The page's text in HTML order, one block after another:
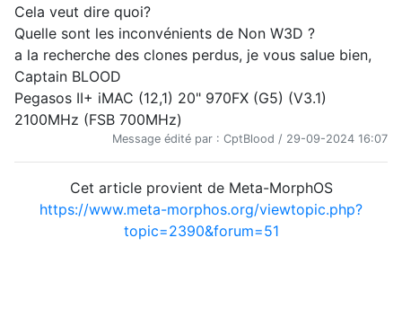
Cela veut dire quoi?
Quelle sont les inconvénients de Non W3D ?
a la recherche des clones perdus, je vous salue bien,
Captain BLOOD
Pegasos II+ iMAC (12,1) 20" 970FX (G5) (V3.1)
2100MHz (FSB 700MHz)
Message édité par : CptBlood / 29-09-2024 16:07
Cet article provient de Meta-MorphOS
https://www.meta-morphos.org/viewtopic.php?
topic=2390&forum=51